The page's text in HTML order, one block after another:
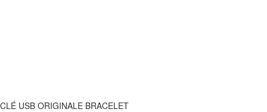
CLÉ USB ORIGINALE BRACELET